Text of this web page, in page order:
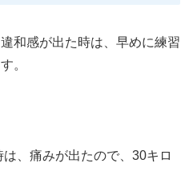
和感が出た時は、早めに練習
。
、痛みが出たので、30キロ